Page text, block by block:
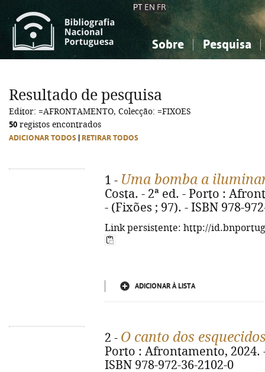
PT EN FR
Sobre Pesquisa
Ciências sociais...
Ciências sociais...
Resultado de pesquisa
Editor: =AFRONTAMENTO, Colecção: =FIXOES
50 registos encontrados
ADICIONAR TODOS RETIRAR TODOS
1 - Uma bomba a
Costa. - 2ª ed. - Porto :
- (Fixões ; 97). - ISBN 978-
Link persistente: http://
ADICIONAR À LISTA
2 - O canto dos
Porto : Afrontamento, 2024.
ISBN 978-972-36-2102-0